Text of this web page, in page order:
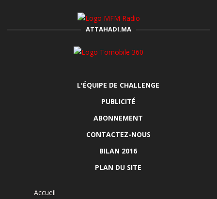
ATTAHADI.MA
L'ÉQUIPE DE CHALLENGE
PUBLICITÉ
ABONNEMENT
CONTACTEZ-NOUS
BILAN 2016
PLAN DU SITE
Accueil